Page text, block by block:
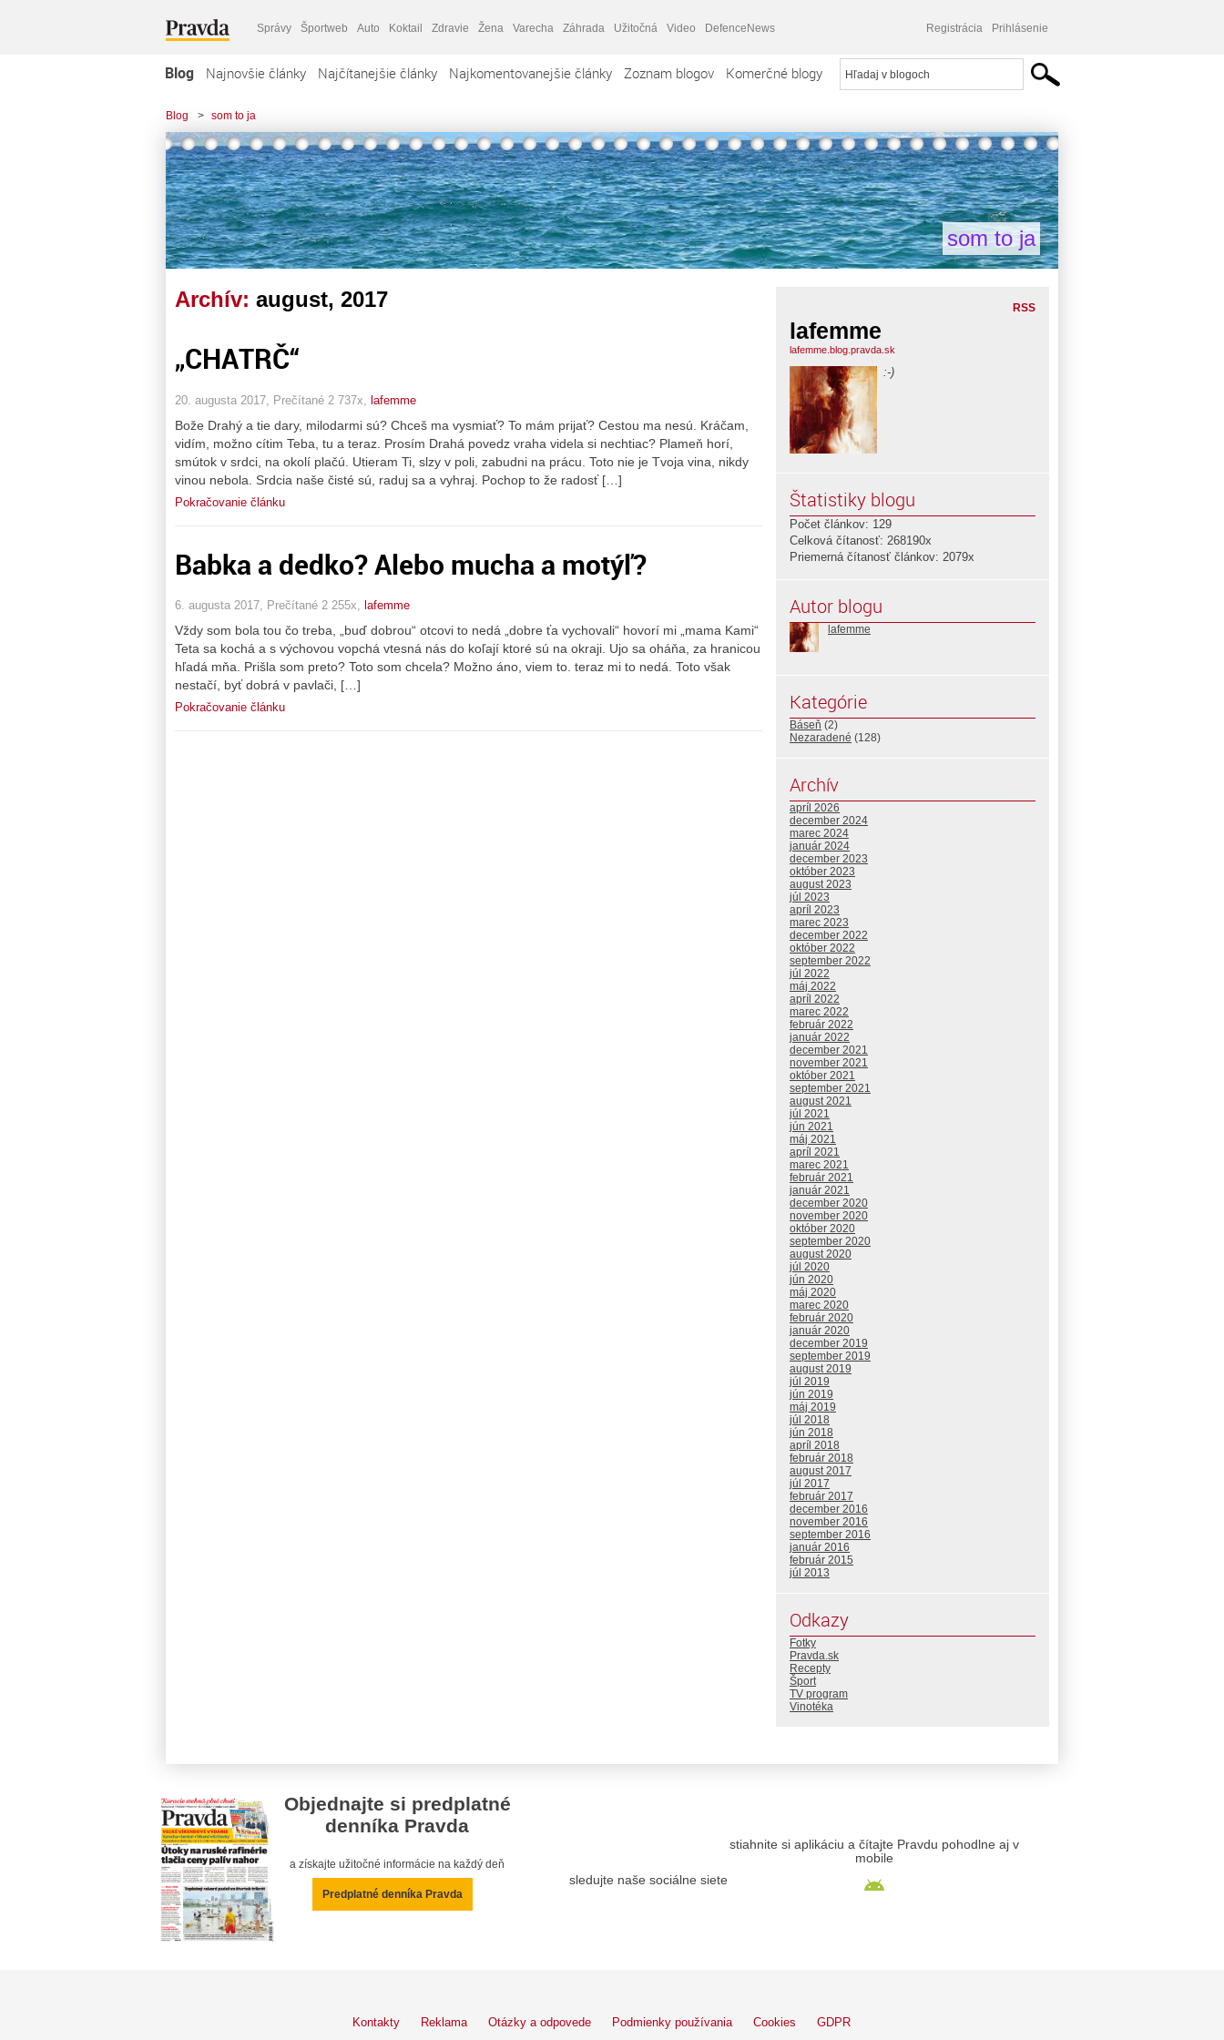
Správy Športweb Auto Koktail Zdravie Žena Varecha Záhrada Užitočná Video DefenceNews Registrácia Prihlásenie
Blog Najnovšie články Najčítanejšie články Najkomentovanejšie články Zoznam blogov Komerčné blogy
Blog > som to ja
som to ja
Archív: august, 2017
„CHATRČ“
20. augusta 2017, Prečítané 2 737x, lafemme
Bože Drahý a tie dary, milodarmi sú? Chceš ma vysmiať? To mám prijať? Cestou ma nesú. Kráčam,
vidím, možno cítim Teba, tu a teraz. Prosím Drahá povedz vraha videla si nechtiac? Plameň horí,
smútok v srdci, na okolí plačú. Utieram Ti, slzy v poli, zabudni na prácu. Toto nie je Tvoja vina, nikdy
vinou nebola. Srdcia naše čisté sú, raduj sa a vyhraj. Pochop to že radosť […]
Pokračovanie článku
Babka a dedko? Alebo mucha a motýľ?
6. augusta 2017, Prečítané 2 255x, lafemme
Vždy som bola tou čo treba, „buď dobrou“ otcovi to nedá „dobre ťa vychovali“ hovorí mi „mama Kami“
Teta sa kochá a s výchovou vopchá vtesná nás do koľají ktoré sú na okraji. Ujo sa oháňa, za hranicou
hľadá mňa. Prišla som preto? Toto som chcela? Možno áno, viem to. teraz mi to nedá. Toto však
nestačí, byť dobrá v pavlači, […]
Pokračovanie článku
RSS
lafemme
lafemme.blog.pravda.sk
:-)
Štatistiky blogu
Počet článkov: 129
Celková čítanosť: 268190x
Priemerná čítanosť článkov: 2079x
Autor blogu
lafemme
Kategórie
Báseň (2)
Nezaradené (128)
Archív
apríl 2026
december 2024
marec 2024
január 2024
december 2023
október 2023
august 2023
júl 2023
apríl 2023
marec 2023
december 2022
október 2022
september 2022
júl 2022
máj 2022
apríl 2022
marec 2022
február 2022
január 2022
december 2021
november 2021
október 2021
september 2021
august 2021
júl 2021
jún 2021
máj 2021
apríl 2021
marec 2021
február 2021
január 2021
december 2020
november 2020
október 2020
september 2020
august 2020
júl 2020
jún 2020
máj 2020
marec 2020
február 2020
január 2020
december 2019
september 2019
august 2019
júl 2019
jún 2019
máj 2019
júl 2018
jún 2018
apríl 2018
február 2018
august 2017
júl 2017
február 2017
december 2016
november 2016
september 2016
január 2016
február 2015
júl 2013
Odkazy
Fotky
Pravda.sk
Recepty
Šport
TV program
Vinotéka
Objednajte si predplatné
denníka Pravda
a získajte užitočné informácie na každý deň
Predplatné denníka Pravda
sledujte naše sociálne siete
stiahnite si aplikáciu a čítajte Pravdu pohodlne aj v
mobile
Kontakty Reklama Otázky a odpovede Podmienky používania Cookies GDPR